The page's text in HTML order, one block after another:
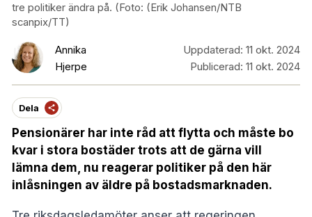
tre politiker ändra på. (Foto: (Erik Johansen/NTB
scanpix/TT)
Annika
Hjerpe
Uppdaterad: 11 okt. 2024
Publicerad: 11 okt. 2024
Dela
Pensionärer har inte råd att flytta och måste bo
kvar i stora bostäder trots att de gärna vill
lämna dem, nu reagerar politiker på den här
inlåsningen av äldre på bostadsmarknaden.